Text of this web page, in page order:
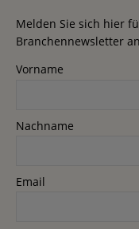
Melden Sie sich hier
Branchennewsletter
Vorname
Nachname
Email